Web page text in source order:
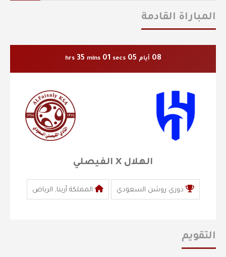
المباراة القادمة
08 أيام 05
hrs 35 mins 00secs
الهلال X الفيصلي
دوري روشن السعودي المملكة أرينا, الرياض
التقويم